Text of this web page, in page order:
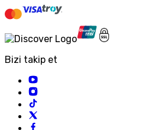
Bizi takip et